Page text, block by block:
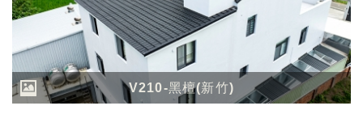
V210-黑檀(新竹)